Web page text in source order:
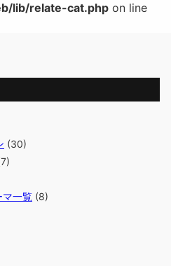
lib/relate-cat.php on line
(30)
マ一覧 (8)